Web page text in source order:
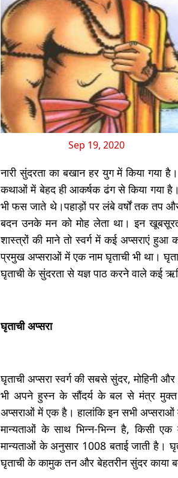
Sep 19, 2020
नारी सुंदरता का बखान हर युग में किया गया
कथाओं में बेहद ही आकर्षक ढंग से किया गया
भी फस जाते थे।पहाड़ों पर लंबे वर्षों तक तप
बदन उनके मन को मोह लेता था। इन
शास्त्रों की माने तो स्वर्ग में कई अप्सराएं
प्रमुख अप्सराओं में एक नाम घृताची भी था।
घृताची के सुंदरता से यज्ञ पाठ करने वाले कई
घृताची अप्सरा
घृताची अप्सरा स्वर्ग की सबसे सुंदर, मोहिनी
भी अपने हुस्न के सौंदर्य के बल से मंत्र मुक्त
अप्सराओं में एक है। हालांकि इन सभी
मान्यताओं के साथ भिन्न-भिन्न है, किसी
मान्यताओं के अनुसार 1008 बताई जाती है।
घृताची के कामुक तन और बेहतरीन सुंदर काया